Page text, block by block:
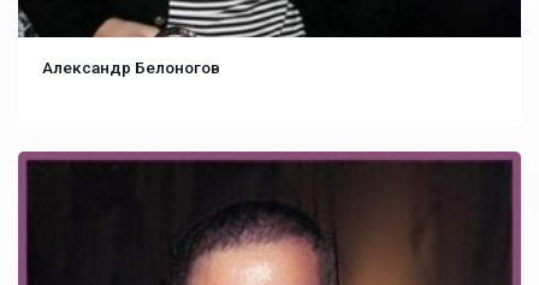
Александр Белоногов